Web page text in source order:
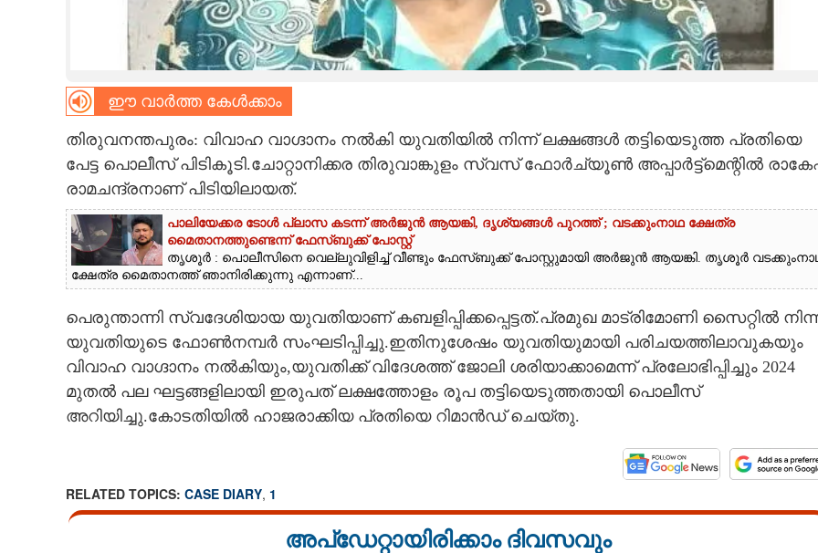
CARTOONS
LITERATURE
CONTACT US
ഈ വാർത്ത കേൾക്കാം
തിരുവനന്തപുരം: വിവാഹ വാഗ്ദാനം നൽകി യുവതിയിൽ നിന്ന് ലക്ഷങ്ങൾ തട്ടിയെടുത്ത പ്രതിയെ
പേട്ട പൊലീസ് പിടികൂടി.ചോറ്റാനിക്കര തിരുവാങ്കുളം സ്വസ് ഫോർച്യൂൺ അപ്പാർട്ട്‌മെന്റിൽ
രാമചന്ദ്രനാണ് പിടിയിലായത്.
പാലിയേക്കര ടോൾ പ്ലാസ കടന്ന് അർജുൻ ആയങ്കി,​ ദൃശ്യങ്ങൾ പുറത്ത് ; വടക്കുംനാഥ ക്ഷേത്ര
മൈതാനത്തുണ്ടെന്ന് ഫേസ്ബുക്ക് പോസ്റ്റ്
തൃശൂർ : പൊലീസിനെ വെല്ലുവിളിച്ച് വീണ്ടും ഫേസ്ബുക്ക് പോസ്റ്റുമായി അർജുൻ ആയങ്കി. തൃശൂർ
ക്ഷേത്ര മൈതാനത്ത് ഞാനിരിക്കുന്നു എന്നാണ്...
പെരുന്താന്നി സ്വദേശിയായ യുവതിയാണ് കബളിപ്പിക്കപ്പെട്ടത്.പ്രമുഖ മാട്രിമോണി സൈറ്റിൽ
യുവതിയുടെ ഫോൺനമ്പർ സംഘടിപ്പിച്ചു.ഇതിനുശേഷം യുവതിയുമായി പരിചയത്തിലാവുകയും
വിവാഹ വാഗ്ദാനം നൽകിയും,യുവതിക്ക് വിദേശത്ത് ജോലി ശരിയാക്കാമെന്ന് പ്രലോഭിപ്പിച്ചും 2024
മുതൽ പല ഘട്ടങ്ങളിലായി ഇരുപത് ലക്ഷത്തോളം രൂപ തട്ടിയെടുത്തതായി പൊലീസ്
അറിയിച്ചു.കോടതിയിൽ ഹാജരാക്കിയ പ്രതിയെ റിമാൻഡ് ചെയ്തു.
RELATED TOPICS: CASE DIARY, 1
അപ്ഡേറ്റായിരിക്കാം ദിവസവും